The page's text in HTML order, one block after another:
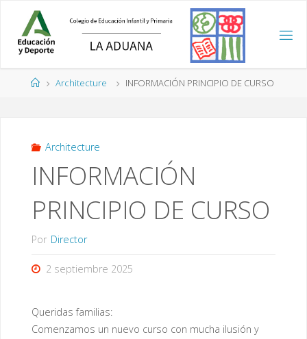
contenido
PáginaArchitecture INFORMACIÓN PRINCIPIO DE CURSO
Architecture
INFORMACIÓN
PRINCIPIO DE CURSO
Por Director
2 septiembre 2025
Queridas familias:
Comenzamos un nuevo curso con mucha ilusión y